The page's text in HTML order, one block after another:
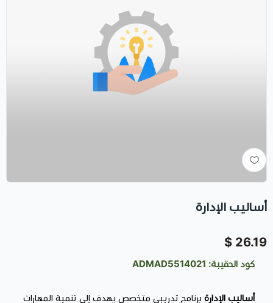
أساليب الإدارة
26.19 $
كود الحقيبة: ADMAD5514021
أساليب الإدارة برنامج تدريبي متخصص يهدف إلى تنمية المهارات